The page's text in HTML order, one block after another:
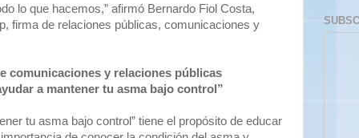
lo que hacemos,” afirmó Bernardo Fiol Costa,
firma de relaciones públicas, comunicaciones y
comunicaciones y relaciones públicas
a mantener tu asma bajo control”
tu asma bajo control” tiene el propósito de educar